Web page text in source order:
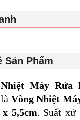
Sản Phẩm
Máy Rửa
Vòng Nhiệt
5,5cm. Suất xứ